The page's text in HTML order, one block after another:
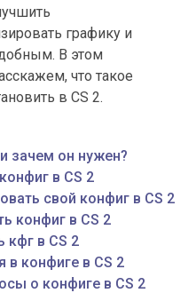
графику и
В этом
что такое
в CS 2.
зачем он нужен?
в CS 2
свой конфиг в CS 2
конфиг в CS 2
кфг в CS 2
в конфиге в CS 2
о конфиге в CS 2